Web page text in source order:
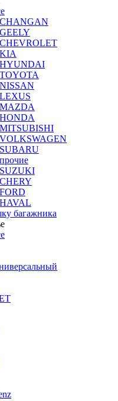
HYUNDAI
багажника